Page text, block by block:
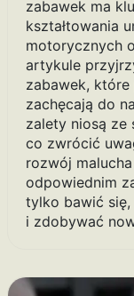
zabawek ma
kształtowania
motorycznych
artykule
zabawek,
zachęcają do
zalety niosą ze
co zwrócić
rozwój
odpowiednim
tylko bawić
i zdobywać